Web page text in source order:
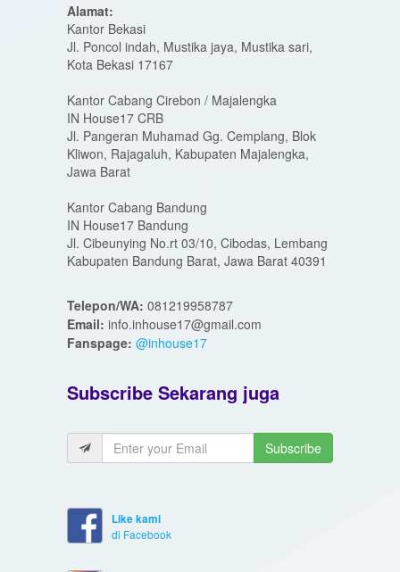
Alamat:
Kantor Bekasi
Jl. Poncol indah, Mustika jaya, Mustika sari,
Kota Bekasi 17167
Kantor Cabang Cirebon / Majalengka
IN House17 CRB
Jl. Pangeran Muhamad Gg. Cemplang, Blok
Kliwon, Rajagaluh, Kabupaten Majalengka,
Jawa Barat
Kantor Cabang Bandung
IN House17 Bandung
Jl. Cibeunying No.rt 03/10, Cibodas, Lembang
Kabupaten Bandung Barat, Jawa Barat 40391
Telepon/WA: 081219958787
Email: info.inhouse17@gmail.com
Fanspage: @inhouse17
Subscribe Sekarang juga
Subscribe
Like kami
di Facebook